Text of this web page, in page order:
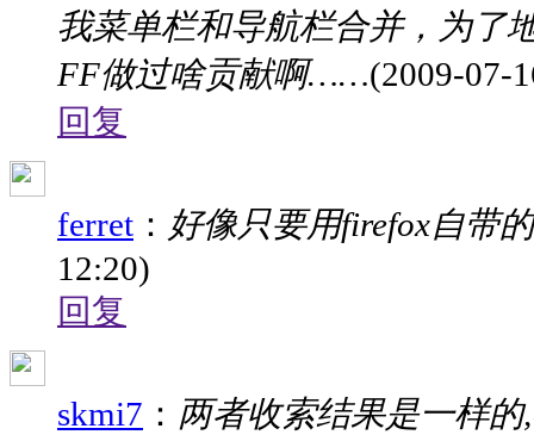
我菜单栏和导航栏合并，为了
FF做过啥贡献啊……(2009-07-
回复
ferret ： 好像只要用firefox自带
12:20)
回复
skmi7 ： 两者收索结果是一样